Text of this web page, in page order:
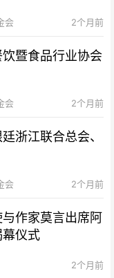
会 2个月前
暨食品行业协会
会 2个月前
浙江联合总会、
会 2个月前
作家莫言出席阿
仪式
2个月前